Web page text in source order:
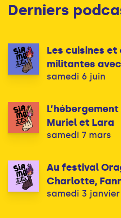
Derniers
Les cuisines et
militantes
samedi 6 juin
Muriel et Lara
samedi 7 mars
Au festival
Charlotte,
samedi 3 janvier